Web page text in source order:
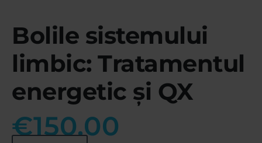
Bolile sistemului
limbic: Tratamentul
energetic și QX
€150.00